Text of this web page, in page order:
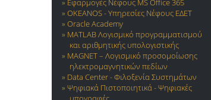
Εφαρμογές Νέφους MS Office 365
OKEANOS - Υπηρεσίες Νέφους ΕΔΕΤ
Oracle Academy
MATLAB Λογισμικό προγραμματισμού
και αριθμητικής υπολογιστικής
MAGNET – Λογισμικό προσομοίωσης
ηλεκτρομαγνητικών πεδίων
Data Center - Φιλοξενία Συστημάτων
Ψηφιακά Πιστοποιητικά - Ψηφιακές